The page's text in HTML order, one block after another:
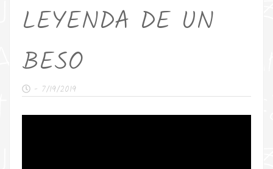
LEYENDA DE UN
BESO
- 7/19/2019